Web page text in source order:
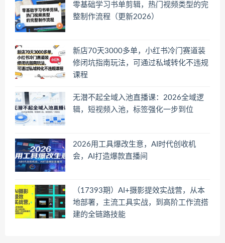
零基础学习书单剪辑，热门视频类型的完
整制作流程（更新2026）
新店70天3000多单，小红书冷门赛道装
修闭坑指南玩法，可通过私域转化不违规
课程
无潜不起全域入池直播课：2026全域逻
辑，短视频入池，标签强化一步到位
2026用工具爆改生意，AI时代创收机
会，AI打造爆款直播间
（17393期）AI+摄影提效实战营，从本
地部署，主流工具实战，到高阶工作流搭
建的全链路技能